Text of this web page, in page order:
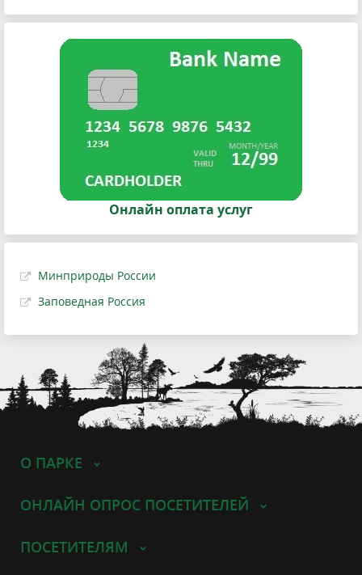
Онлайн оплата услуг
Минприроды России
Заповедная Россия
О ПАРКЕ
ОНЛАЙН ОПРОС ПОСЕТИТЕЛЕЙ
ПОСЕТИТЕЛЯМ